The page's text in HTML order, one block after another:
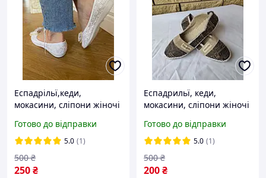
Еспадрільї,кеди,
мокасини, сліпони жіночі
Готово до відправки
5.0 (1)
250₴
500 ₴
Еспадрильї, кеди,
мокасини, сліпони жіночі
Готово до відправки
5.0 (1)
200₴
500 ₴